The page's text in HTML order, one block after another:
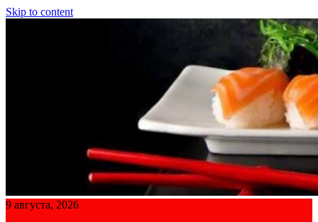
Skip to content
9 августа, 2026